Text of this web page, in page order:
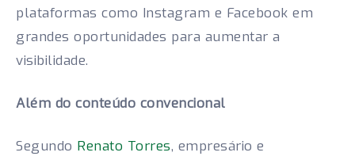
plataformas como Instagram e Facebook em
grandes oportunidades para aumentar a
visibilidade.
Além do conteúdo convencional
Segundo Renato Torres, empresário e